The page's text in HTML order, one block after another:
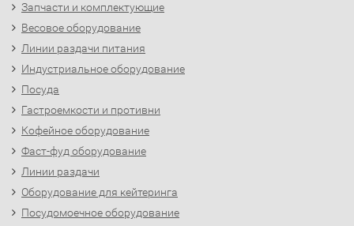
Запчасти и комплектующие
Весовое оборудование
Линии раздачи питания
Индустриальное оборудование
Посуда
Гастроемкости и противни
Кофейное оборудование
Фаст-фуд оборудование
Линии раздачи
Оборудование для кейтеринга
Посудомоечное оборудование